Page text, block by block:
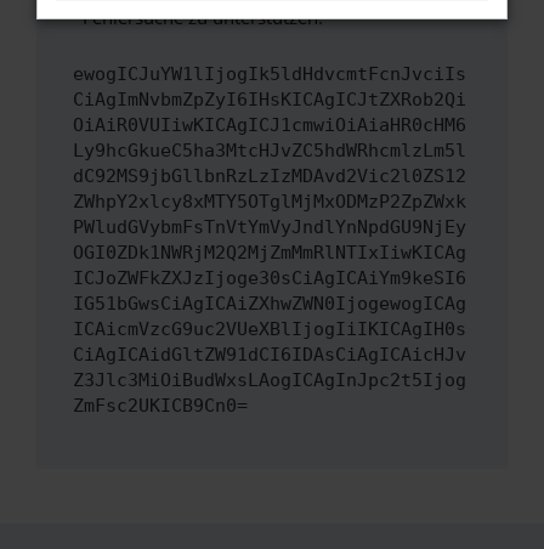
Fehlersuche zu unterstützen:
ewogICJuYW1lIjogIk5ldHdvcmtFcnJvciIs
CiAgImNvbmZpZyI6IHsKICAgICJtZXRob2Qi
OiAiR0VUIiwKICAgICJ1cmwiOiAiaHR0cHM6
Ly9hcGkueC5ha3MtcHJvZC5hdWRhcmlzLm5l
dC92MS9jbGllbnRzLzIzMDAvd2Vic2l0ZS12
ZWhpY2xlcy8xMTY5OTglMjMxODMzP2ZpZWxk
PWludGVybmFsTnVtYmVyJndlYnNpdGU9NjEy
OGI0ZDk1NWRjM2Q2MjZmMmRlNTIxIiwKICAg
ICJoZWFkZXJzIjoge30sCiAgICAiYm9keSI6
IG51bGwsCiAgICAiZXhwZWN0IjogewogICAg
ICAicmVzcG9uc2VUeXBlIjogIiIKICAgIH0s
CiAgICAidGltZW91dCI6IDAsCiAgICAicHJv
Z3Jlc3MiOiBudWxsLAogICAgInJpc2t5Ijog
ZmFsc2UKICB9Cn0=